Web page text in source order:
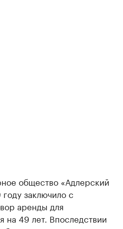
общество «Адлерский
заключило с
аренды для
на 49 лет. Впоследствии